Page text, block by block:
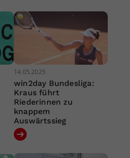
14.05.2025
win2day Bundesliga:
Kraus führt
Riederinnen zu
knappem
Auswärtssieg